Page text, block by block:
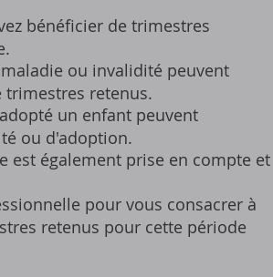
bénéficier de trimestres
ou invalidité peuvent
trimestres retenus.
un enfant peuvent
ou d'adoption.
est également prise en compte et
pour vous consacrer à
retenus pour cette période